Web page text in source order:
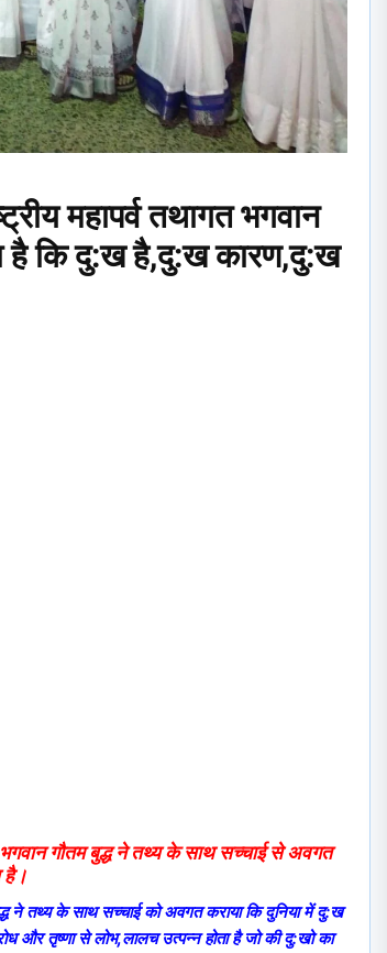
महापर्व तथागत भगवान
है कि दु:ख है,दु:ख कारण,दु:ख
भगवान गौतम बुद्ध ने तथ्य के साथ सच्चाई से अवगत
है।
ने तथ्य के साथ सच्चाई को अवगत कराया कि दुनिया में दु:ख
और तृष्णा से लोभ,लालच उत्पन्न होता है जो की दु:खो का